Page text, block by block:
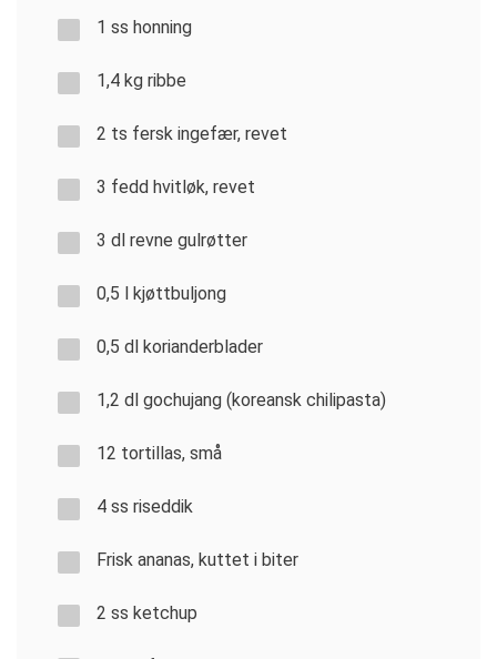
1 ss honning
1,4 kg ribbe
2 ts fersk ingefær, revet
3 fedd hvitløk, revet
3 dl revne gulrøtter
0,5 l kjøttbuljong
0,5 dl korianderblader
1,2 dl gochujang (koreansk chilipasta)
12 tortillas, små
4 ss riseddik
Frisk ananas, kuttet i biter
2 ss ketchup